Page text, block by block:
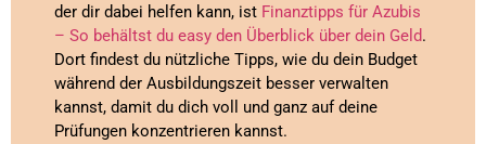
der dir dabei helfen kann, ist Finanztipps für Azubis
– So behältst du easy den Überblick über dein Geld.
Dort findest du nützliche Tipps, wie du dein Budget
während der Ausbildungszeit besser verwalten
kannst, damit du dich voll und ganz auf deine
Prüfungen konzentrieren kannst.